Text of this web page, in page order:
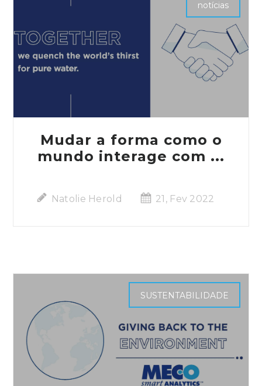
notícias
Mudar a forma como o
mundo interage com ...
Natolie Herold 21, Fev 2022
SUSTENTABILIDADE